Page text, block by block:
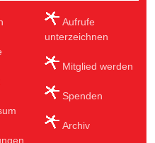
Aufrufe
unterzeichnen
Mitglied werden
Spenden
Archiv